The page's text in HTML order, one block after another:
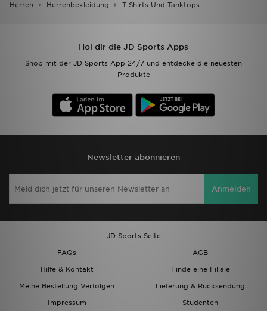
Herren Herrenbekleidung T Shirts Und Tanktops
Hol dir die JD Sports Apps
Shop mit der JD Sports App 24/7 und entdecke die neuesten
Produkte
Newsletter abonnieren
Anmelden
JD Sports Seite
FAQs
AGB
Hilfe & Kontakt
Finde eine Filiale
Meine Bestellung Verfolgen
Lieferung & Rücksendung
Impressum
Studenten